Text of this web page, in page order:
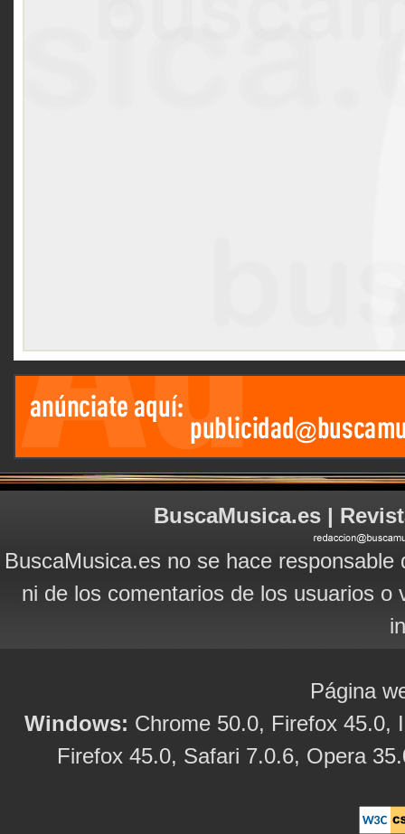
BuscaMusica.es |
BuscaMusica.es no se hace
ni de los comentarios de los usuarios
Página
Windows: Chrome 50.0, Firefox 45.0,
Firefox 45.0, Safari 7.0.6, Opera